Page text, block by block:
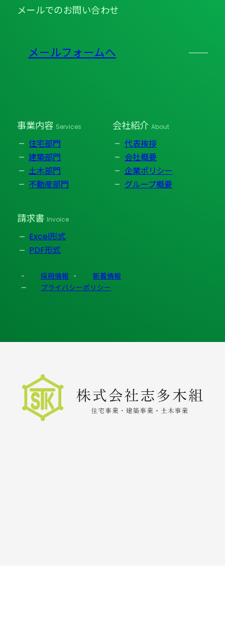
メールでのお問い合わせ
メールフォームへ
事業内容 Services
住宅部門
建築部門
土木部門
不動産部門
会社紹介 About
代表挨拶
会社概要
企業ポリシー
グループ概要
請求書 Invoice
Excel形式
PDF形式
採用情報
新着情報
プライバシーポリシー